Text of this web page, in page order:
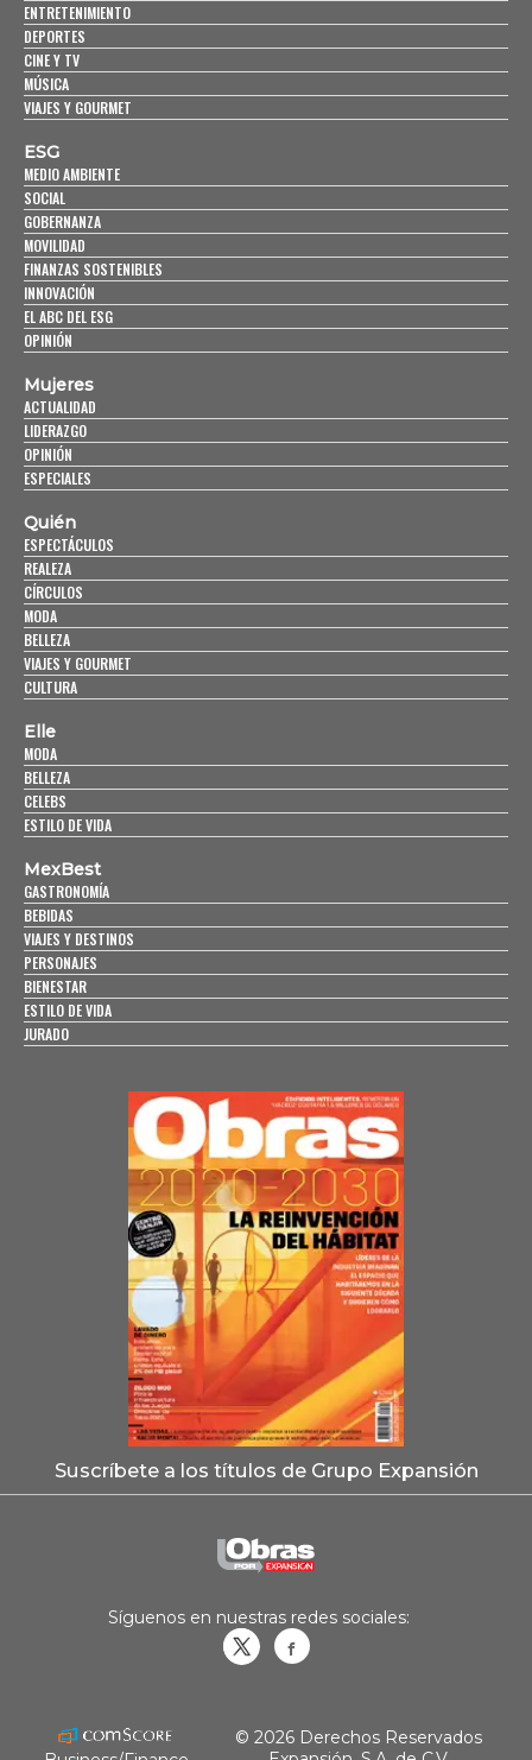
ENTRETENIMIENTO
DEPORTES
CINE Y TV
MÚSICA
VIAJES Y GOURMET
ESG
MEDIO AMBIENTE
SOCIAL
GOBERNANZA
MOVILIDAD
FINANZAS SOSTENIBLES
INNOVACIÓN
EL ABC DEL ESG
OPINIÓN
Mujeres
ACTUALIDAD
LIDERAZGO
OPINIÓN
ESPECIALES
Quién
ESPECTÁCULOS
REALEZA
CÍRCULOS
MODA
BELLEZA
VIAJES Y GOURMET
CULTURA
Elle
MODA
BELLEZA
CELEBS
ESTILO DE VIDA
MexBest
GASTRONOMÍA
BEBIDAS
VIAJES Y DESTINOS
PERSONAJES
BIENESTAR
ESTILO DE VIDA
JURADO
Suscríbete a los títulos de Grupo Expansión
Síguenos en nuestras redes sociales:
© 2026 Derechos Reservados